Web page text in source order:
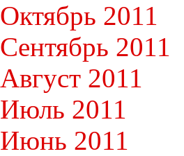
Октябрь 2011
Сентябрь 2011
Август 2011
Июль 2011
Июнь 2011